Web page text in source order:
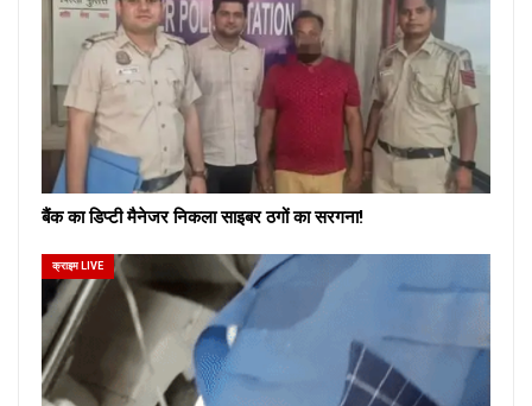
बैंक का डिप्टी मैनेजर निकला साइबर ठगों का सरगना!
क्राइम LIVE